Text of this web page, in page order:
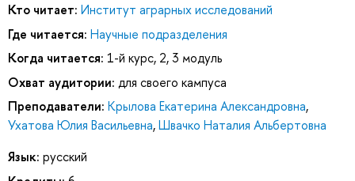
Кто читает: Институт аграрных исследований
Где читается: Научные подразделения
Когда читается: 1-й курс, 2, 3 модуль
Охват аудитории: для своего кампуса
Преподаватели: Крылова Екатерина Александровна,
Ухатова Юлия Васильевна,Швачко Наталия Альбертовна
Язык: русский